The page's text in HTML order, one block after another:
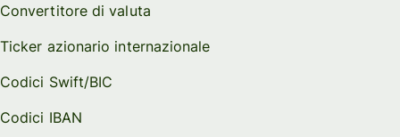
Convertitore di valuta
Ticker azionario internazionale
Codici Swift/BIC
Codici IBAN